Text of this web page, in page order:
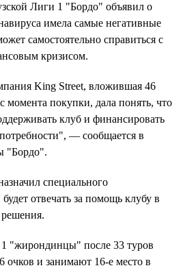
Лиги 1 "Бордо" объявил о
имела самые негативные
самостоятельно справиться с
кризисом.
King Street, вложившая 46
момента покупки, дала понять, что
клуб и финансировать
— сообщается в
"Бордо".
специального
отвечать за помощь клубу в
решения.
"жирондинцы" после 33 туров
очков и занимают 16-е место в